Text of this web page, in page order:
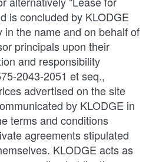
is concluded by KLODGE
in the name and on behalf of
principals upon their
and responsibility
2043-2051 et seq.,
advertised on the site
by KLODGE in
terms and conditions
agreements stipulated
KLODGE acts as